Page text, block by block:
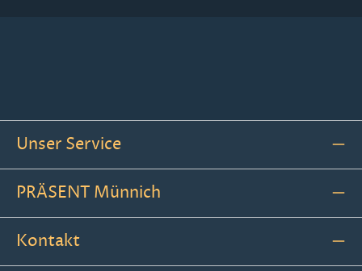
Unser Service
PRÄSENT Münnich
Kontakt